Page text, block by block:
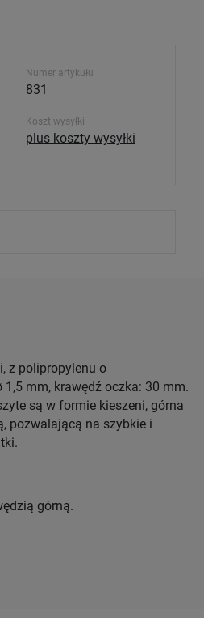
Numer artykułu
831
Koszt wysyłki
plus koszty wysyłki
z polipropylenu o
1,5 mm, krawędź oczka: 30 mm.
są w formie kieszeni, górna
pozwalającą na szybkie i
górną.